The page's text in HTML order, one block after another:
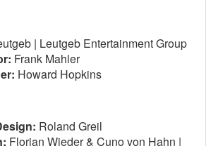
| Leutgeb Entertainment Group
Frank Mahler
Howard Hopkins
Roland Greil
Florian Wieder & Cuno von Hahn |